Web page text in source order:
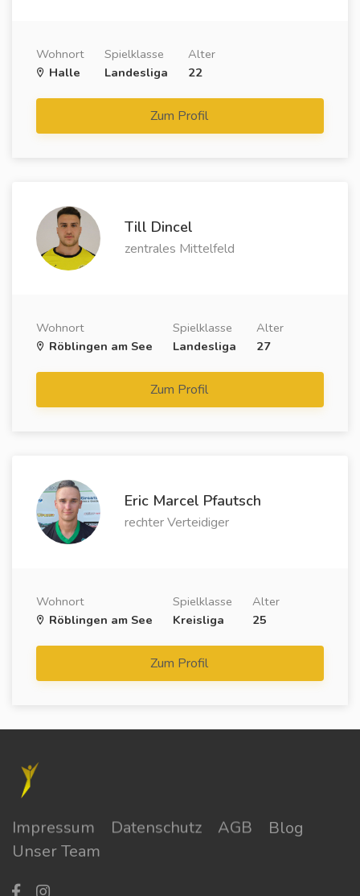
Wohnort
Halle
Spielklasse
Landesliga
Alter
22
Zum Profil
Till Dincel
zentrales Mittelfeld
Wohnort
Röblingen am See
Spielklasse
Landesliga
Alter
27
Zum Profil
Eric Marcel Pfautsch
rechter Verteidiger
Wohnort
Röblingen am See
Spielklasse
Kreisliga
Alter
25
Zum Profil
Impressum Datenschutz AGB
Blog
Unser Team